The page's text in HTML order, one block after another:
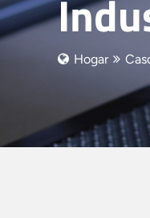
Hogar